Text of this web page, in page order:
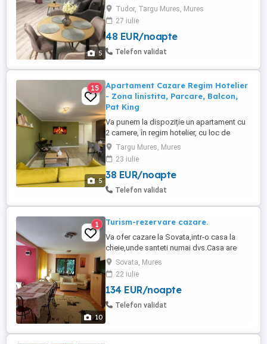
5
camere decomandat,este situat in Tudor
pe Calea Sighisoarei langa Shopping city
Mall,loc de parcare gratuit,lift,interfon
video,zona supravegheata video.
Tudor, Targu Mures, Mures
27 iulie
48 EUR/noapte
Telefon validat
5
15
Apartament Cazare Regim Hotelier
- Zona linistita, Parcare, Balcon,
Pat King
Va punem la dispoziție un apartament cu
2 camere, în regim hotelier, cu loc de
parcare privat, balcon și pat King
(180x200), ideal pentru familii. Locație:
AMA RESIDENCE Apartamentul se afla intr-
o zona ușor accesibila, la numai 1,7 km de
centru, într-un imobil nou. Capacitatea
Targu Mures, Mures
23 iulie
38 EUR/noapte
Telefon validat
10
1 Turism-rezervare cazare.
Va ofer cazare la Sovata,intr-o casa la
cheie,unde santeti numai dvs.Casa are
patru camera,fiecare cu pat frantuzesc,si
o camera are si o canapea de doua
persoane, trei bai, living spatios, bucatarie
utilata,gratar,filagorie,parcare in
curte,wifi.Casa are o capacitate de
Sovata, Mures
22 iulie
134 EUR/noapte
Telefon validat